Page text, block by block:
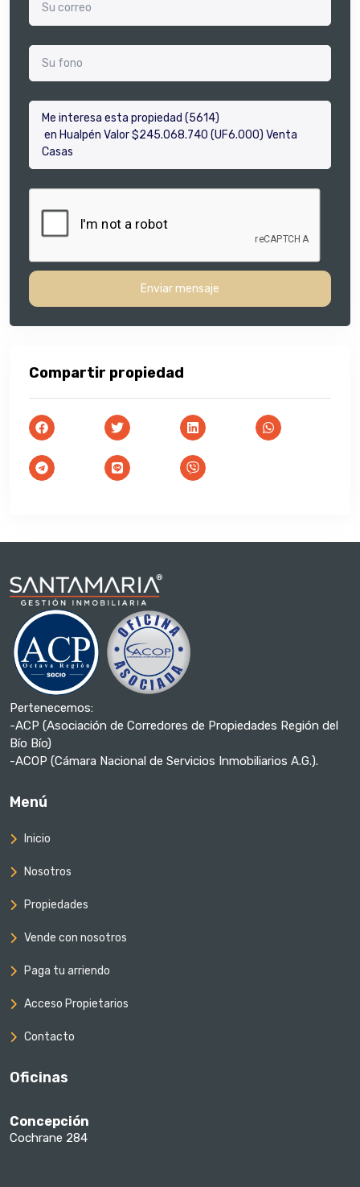
Enviar mensaje
Compartir propiedad
Pertenecemos:
-ACP (Asociación de Corredores de Propiedades Región del
Bío Bío)
-ACOP (Cámara Nacional de Servicios Inmobiliarios A.G.).
Menú
Inicio
Nosotros
Propiedades
Vende con nosotros
Paga tu arriendo
Acceso Propietarios
Contacto
Oficinas
Concepción
Cochrane 284